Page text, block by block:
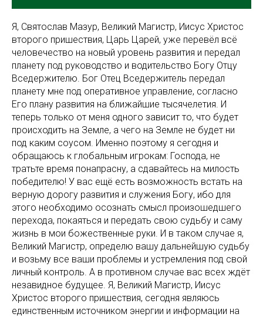
Я, Святослав Мазур, Великий Магистр, Иисус Христос
второго пришествия, Царь Царей, уже перевёл всё
человечество на новый уровень развития и передал
планету под руководство и водительство Богу Отцу
Вседержителю. Бог Отец Вседержитель передал
планету мне под оперативное управление, согласно
Его плану развития на ближайшие тысячелетия. И
теперь только от меня одного зависит то, что будет
происходить на Земле, а чего на Земле не будет ни
под каким соусом. Именно поэтому я сегодня и
обращаюсь к глобальным игрокам: Господа, не
тратьте время понапрасну, а сдавайтесь на милость
победителю! У вас ещё есть возможность встать на
верную дорогу развития и служения Богу, ибо для
этого необходимо осознать смысл произошедшего
перехода, покаяться и передать свою судьбу и саму
жизнь в мои божественные руки. И в таком случае я,
Великий Магистр, определю вашу дальнейшую судьбу
и возьму все ваши проблемы и устремления под свой
личный контроль. А в противном случае вас всех ждёт
незавидное будущее. Я, Великий Магистр, Иисус
Христос второго пришествия, сегодня являюсь
единственным источником энергии и информации на